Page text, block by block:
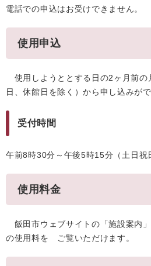
電話での申込はお受けできません。
使用申込
使用しようととする日の2ヶ月前の
日、休館日を除く）から申し込みが
受付時間
午前8時30分～午後5時15分（土日祝
使用料金
飯田市ウェブサイトの「施設案内
の使用料を ご覧いただけます。